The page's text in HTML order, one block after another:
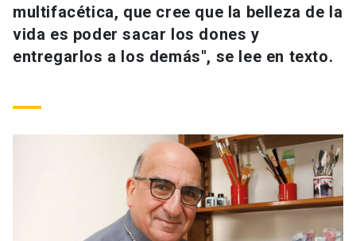
launch
Padres y familia
Correo UC launch
Mi Portal UC
multifacética, que cree que la belleza de la
vida es poder sacar los dones y
entregarlos a los demás", se lee en texto.